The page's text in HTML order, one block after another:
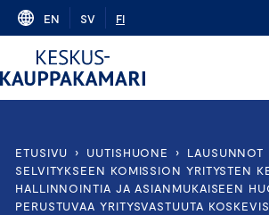
Skip
content
EN SV FI
ETUSIVU › UUTISHUONE › LAUSUNNOT
SELVITYKSEEN KOMISSION YRITYSTEN
HALLINNOINTIA JA ASIANMUKAISEEN
PERUSTUVAA YRITYSVASTUUTA